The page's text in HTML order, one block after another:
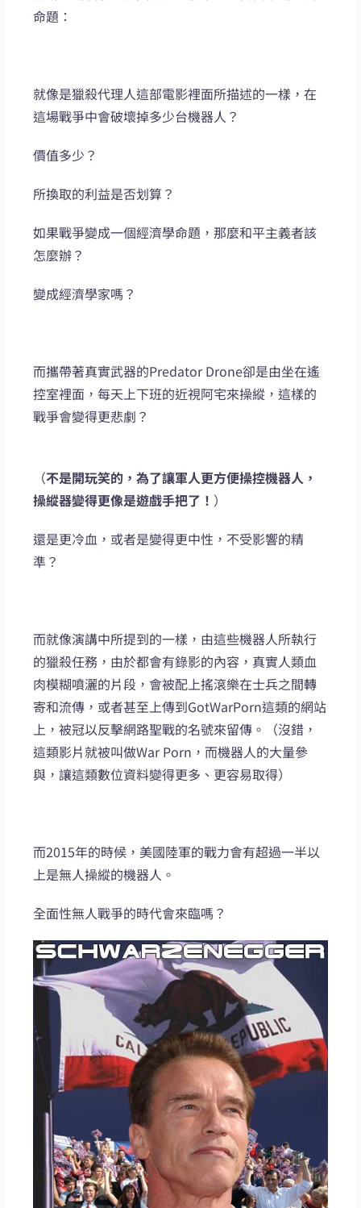
命題：
就像是獵殺代理人這部電影裡面所描述的一樣，在
這場戰爭中會破壞掉多少台機器人？
價值多少？
所換取的利益是否划算？
如果戰爭變成一個經濟學命題，那麼和平主義者該
怎麼辦？
變成經濟學家嗎？
而攜帶著真實武器的Predator Drone卻是由坐在遙
控室裡面，每天上下班的近視阿宅來操縱，這樣的
戰爭會變得更悲劇？
（不是開玩笑的，為了讓軍人更方便操控機器人，
操縱器變得更像是遊戲手把了！ ）
還是更冷血，或者是變得更中性，不受影響的精
準？
而就像演講中所提到的一樣，由這些機器人所執行
的獵殺任務，由於都會有錄影的內容，真實人類血
肉模糊噴灑的片段，會被配上搖滾樂在士兵之間轉
寄和流傳，或者甚至上傳到GotWarPorn這類的網站
上，被冠以反擊網路聖戰的名號來留傳。（沒錯，
這類影片就被叫做War Porn，而機器人的大量參
與，讓這類數位資料變得更多、更容易取得）
而2015年的時候，美國陸軍的戰力會有超過一半以
上是無人操縱的機器人。
全面性無人戰爭的時代會來臨嗎？